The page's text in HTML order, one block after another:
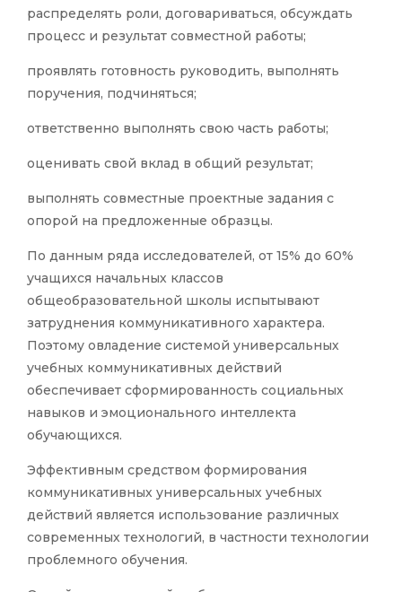
распределять роли, договариваться, обсуждать
процесс и результат совместной работы;
проявлять готовность руководить, выполнять
поручения, подчиняться;
ответственно выполнять свою часть работы;
оценивать свой вклад в общий результат;
выполнять совместные проектные задания с
опорой на предложенные образцы.
По данным ряда исследователей, от 15% до 60%
учащихся начальных классов
общеобразовательной школы испытывают
затруднения коммуникативного характера.
Поэтому овладение системой универсальных
учебных коммуникативных действий
обеспечивает сформированность социальных
навыков и эмоционального интеллекта
обучающихся.
Эффективным средством формирования
коммуникативных универсальных учебных
действий является использование различных
современных технологий, в частности технологии
проблемного обучения.